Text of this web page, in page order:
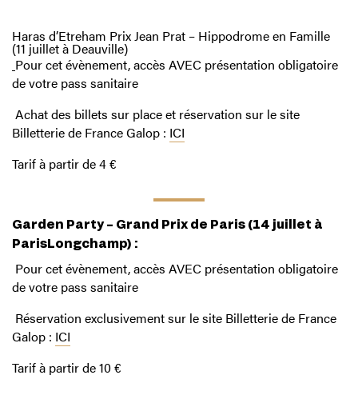
Haras d’Etreham Prix Jean Prat – Hippodrome en Famille
(11 juillet à Deauville)
Pour cet évènement, accès AVEC présentation obligatoire
de votre pass sanitaire
Achat des billets sur place et réservation sur le site
Billetterie de France Galop : ICI
Tarif à partir de 4 €
Garden Party – Grand Prix de Paris (14 juillet à
ParisLongchamp) :
Pour cet évènement, accès AVEC présentation obligatoire
de votre pass sanitaire
Réservation exclusivement sur le site Billetterie de France
Galop : ICI
Tarif à partir de 10 €